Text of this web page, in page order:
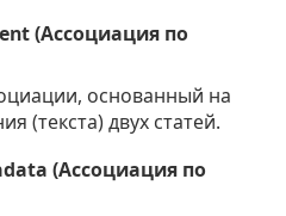
(Ассоциация по
основанный на
(текста) двух статей.
(Ассоциация по